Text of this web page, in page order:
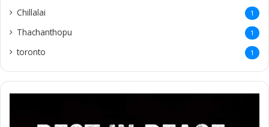
Chillalai 1
Thachanthopu 1
toronto 1